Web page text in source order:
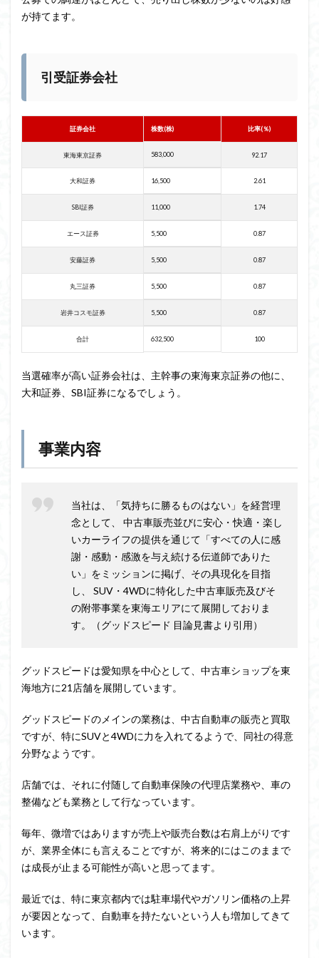
が持てます。
引受証券会社
証券会社 株数(株) 比率(％)
東海東京証券 583,000 92.17
大和証券 16,500 2.61
SBI証券 11,000 1.74
エース証券 5,500 0.87
安藤証券 5,500 0.87
丸三証券 5,500 0.87
岩井コスモ証券 5,500 0.87
合計 632,500 100
当選確率が高い証券会社は、主幹事の東海東京証券の他に、
大和証券、SBI証券になるでしょう。
事業内容
当社は、「気持ちに勝るものはない」を経営理
念として、 中古車販売並びに安心・快適・楽し
いカーライフの提供を通じて「すべての人に感
謝・感動・感激を与え続ける伝道師でありた
い」をミッションに掲げ、その具現化を目指
し、 SUV・4WDに特化した中古車販売及びそ
の附帯事業を東海エリアにて展開しておりま
す。（グッドスピード 目論見書より引用）
グッドスピードは愛知県を中心として、中古車ショップを東
海地方に21店舗を展開しています。
グッドスピードのメインの業務は、中古自動車の販売と買取
ですが、特にSUVと4WDに力を入れてるようで、同社の得意
分野なようです。
店舗では、それに付随して自動車保険の代理店業務や、車の
整備なども業務として行なっています。
毎年、微増ではありますが売上や販売台数は右肩上がりです
が、業界全体にも言えることですが、将来的にはこのままで
は成長が止まる可能性が高いと思ってます。
最近では、特に東京都内では駐車場代やガソリン価格の上昇
が要因となって、自動車を持たないという人も増加してきて
います。